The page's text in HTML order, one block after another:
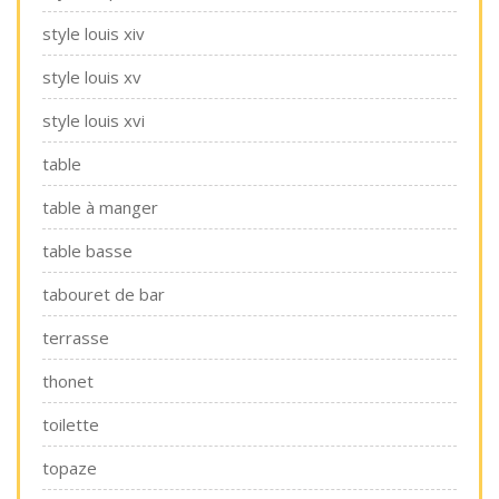
style louis xiv
style louis xv
style louis xvi
table
table à manger
table basse
tabouret de bar
terrasse
thonet
toilette
topaze